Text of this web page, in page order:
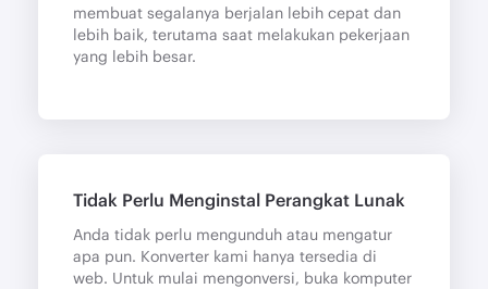
membuat segalanya berjalan lebih cepat dan
lebih baik, terutama saat melakukan pekerjaan
yang lebih besar.
Tidak Perlu Menginstal Perangkat Lunak
Anda tidak perlu mengunduh atau mengatur
apa pun. Konverter kami hanya tersedia di
web. Untuk mulai mengonversi, buka komputer